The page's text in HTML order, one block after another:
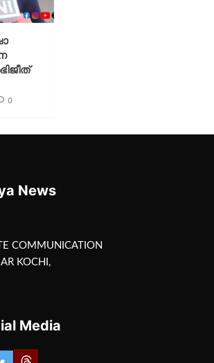
0
News
COMMUNICATION
KOCHI,
Media